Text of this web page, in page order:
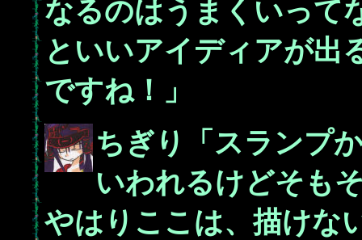
なるのはうまくいって
といいアイディアが出
ですね！」
ちぎり「スランプ
いわれるけどそも
やはりここは、描けな